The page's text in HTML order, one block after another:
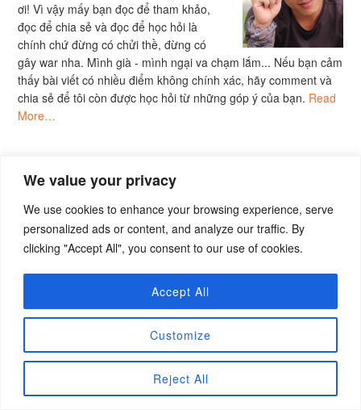
We value your privacy
We use cookies to enhance your browsing experience, serve
personalized ads or content, and analyze our traffic. By
clicking "Accept All", you consent to our use of cookies.
Customize
Reject All
Accept All
ơi! Vì vậy mấy bạn đọc để tham khảo,
đọc để chia sẻ và đọc để học hỏi là
chính chứ đừng có chửi thề, đừng có
gây war nha. Mình già - mình ngại va chạm lắm... Nếu bạn cảm
thấy bài viết có nhiều điểm không chính xác, hãy comment và
chia sẻ để tôi còn được học hỏi từ những góp ý của bạn. Read
More…